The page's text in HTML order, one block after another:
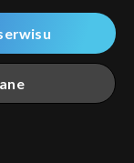
przez
dalej